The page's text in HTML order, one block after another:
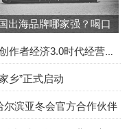
出海品牌哪家强？喝口
乡”正式启动
尔滨亚冬会官方合作伙伴